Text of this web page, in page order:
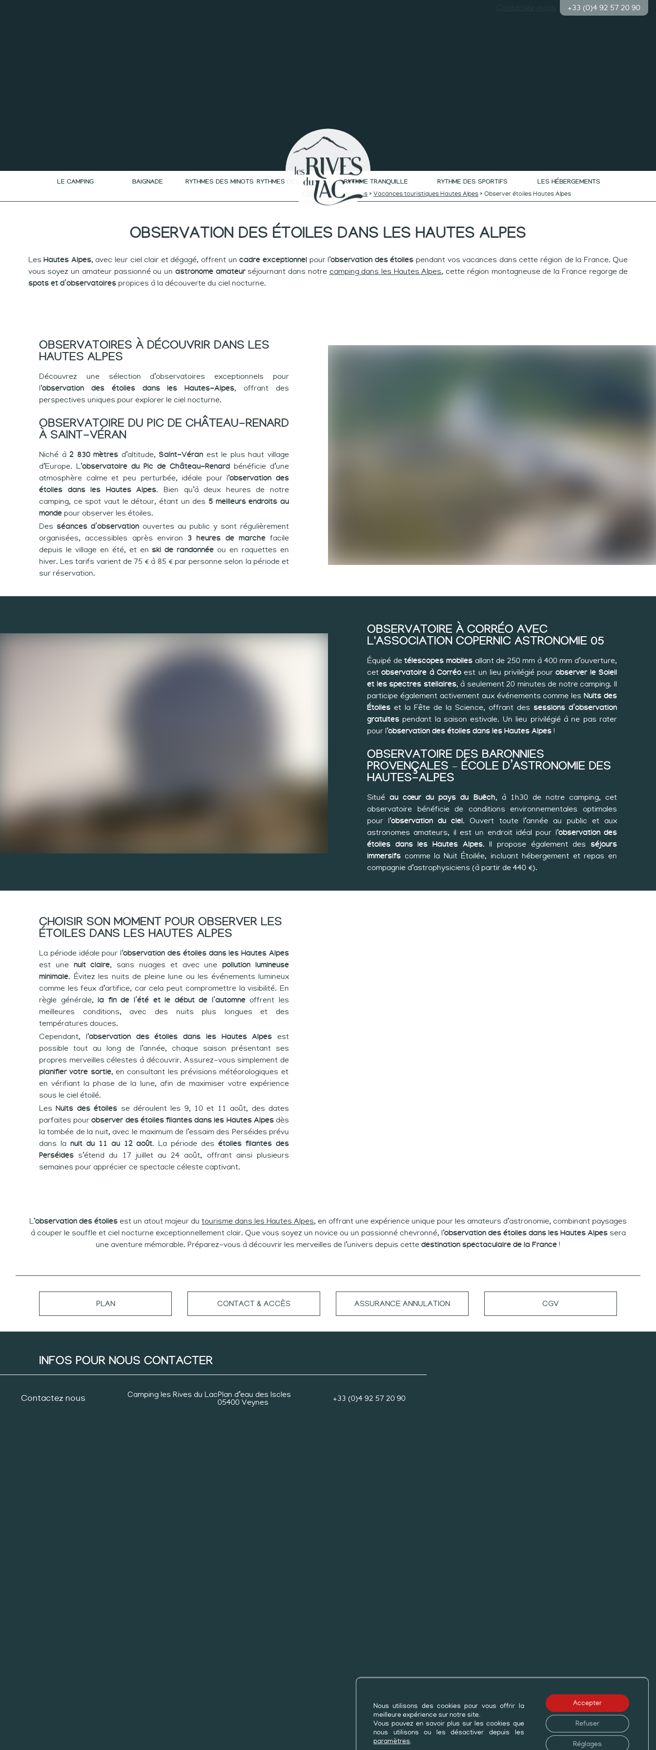
+33 (0)4 92 57 20 90
LE CAMPING BAIGNADE RYTHMES DES MINOTS RYTHMES DES CURIEUX RYTHME TRANQUILLE RYTHME DES SPORTIFS
LES HÉBERGEMENTS
Camping Hautes Alpes » Vacances touristiques Hautes Alpes » Observer étoiles Hautes Alpes
OBSERVATION DES ÉTOILES DANS LES HAUTES ALPES
LesHautes Alpes, avec leur ciel clair et dégagé, offrent uncadre exceptionnelpour l’observation des étoiles pendant vos vacances dans cette région de la France. Que
vous soyez un amateur passionné ou un astronome amateurséjournant dans notre camping dans les Hautes Alpes, cette région montagneuse de la France regorge de
spots et d’observatoirespropices à la découverte du ciel nocturne.
OBSERVATOIRES À DÉCOUVRIR DANS LES
HAUTES ALPES
Découvrez une sélection d’observatoires exceptionnels pour
l’observation des étoiles dans les Hautes-Alpes, offrant des
perspectives uniques pour explorer le ciel nocturne.
OBSERVATOIRE DU PIC DE CHÂTEAU-RENARD
À SAINT-VÉRAN
Niché à 2 830 mètres d’altitude, Saint-Véran est le plus haut village
d’Europe. L’observatoire du Pic de Château-Renard bénéficie d’une
atmosphère calme et peu perturbée, idéale pour l’observation des
étoiles dans les Hautes Alpes. Bien qu’à deux heures de notre
camping, ce spot vaut le détour, étant un des 5 meilleurs endroits au
monde pour observer les étoiles.
Des séances d’observationouvertes au public y sont régulièrement
organisées, accessibles après environ 3 heures de marchefacile
depuis le village en été, et en ski de randonnée ou en raquettes en
hiver. Les tarifs varient de 75 € à 85 € par personne selon la période et
sur réservation.
OBSERVATOIRE À CORRÉO AVEC
L'ASSOCIATION COPERNIC ASTRONOMIE 05
Équipé detélescopes mobiles allant de 250 mm à 400 mm d’ouverture,
cetobservatoire à Corréo est un lieu privilégié pourobserver le Soleil
et les spectres stellaires, à seulement 20 minutes de notre camping. Il
participe également activement aux événements comme lesNuits des
Étoiles et la Fête de la Science, offrant des sessions d’observation
gratuites pendant la saison estivale. Un lieu privilégié à ne pas rater
pour l’observation des étoiles dans les Hautes Alpes !
OBSERVATOIRE DES BARONNIES
PROVENÇALES – ÉCOLE D’ASTRONOMIE DES
HAUTES-ALPES
Situéau cœur du pays du Buëch, à 1h30 de notre camping, cet
observatoire bénéficie de conditions environnementales optimales
pour l’observation du ciel. Ouvert toute l’année au public et aux
astronomes amateurs, il est un endroit idéal pour l’observation des
étoiles dans les Hautes Alpes. Il propose également des séjours
immersifs comme la Nuit Étoilée, incluant hébergement et repas en
compagnie d’astrophysiciens (à partir de 440 €).
CHOISIR SON MOMENT POUR OBSERVER LES
ÉTOILES DANS LES HAUTES ALPES
La période idéale pour l’observation des étoiles dans les Hautes Alpes
est une nuit claire, sans nuages et avec unepollution lumineuse
minimale. Évitez les nuits de pleine lune ou les événements lumineux
comme les feux d’artifice, car cela peut compromettre la visibilité. En
règle générale,la fin de l’été et le début de l’automneoffrent les
meilleures conditions, avec des nuits plus longues et des
températures douces.
Cependant, l’observation des étoiles dans les Hautes Alpes est
possible tout au long de l’année, chaque saison présentant ses
propres merveilles célestes à découvrir. Assurez-vous simplement de
planifier votre sortie, en consultant les prévisions météorologiques et
en vérifiant la phase de la lune, afin de maximiser votre expérience
sous le ciel étoilé.
LesNuits des étoiles se déroulent les 9, 10 et 11 août, des dates
parfaites pourobserver des étoiles filantes dans les Hautes Alpesdès
la tombée de la nuit, avec le maximum de l’essaim des Perséides prévu
dans lanuit du 11 au 12 août. La période desétoiles filantes des
Perséides s’étend du 17 juillet au 24 août, offrant ainsi plusieurs
semaines pour apprécier ce spectacle céleste captivant.
L’observation des étoiles est un atout majeur du tourisme dans les Hautes Alpes, en offrant une expérience unique pour les amateurs d’astronomie, combinant paysages
à couper le souffle et ciel nocturne exceptionnellement clair. Que vous soyez un novice ou un passionné chevronné, l’observation des étoiles dans les Hautes Alpessera
une aventure mémorable. Préparez-vous à découvrir les merveilles de l’univers depuis cette destination spectaculaire de la France !
PLAN CONTACT & ACCÈS ASSURANCE ANNULATION CGV
INFOS POUR NOUS CONTACTER
Contactez nous Camping les Rives du LacPlan d’eau des Iscles
05400 Veynes
+33 (0)4 92 57 20 90
©2026 Camping les Rives du LacparGeek
Tonic -Mentions légales
Politique de
confidentialité
Nous utilisons des cookies pour vous offrir la
meilleure expérience sur notre site.
Vous pouvez en savoir plus sur les cookies que
nous utilisons ou les désactiver depuis les
paramètres.
Accepter
Refuser
Réglages